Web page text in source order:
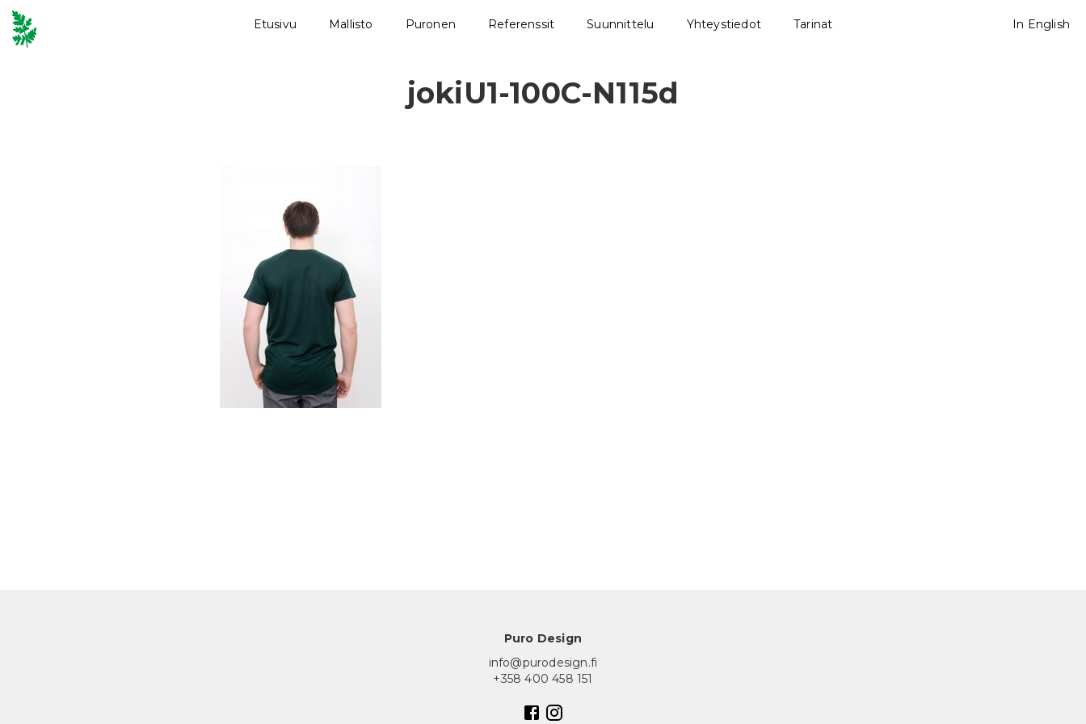
Etusivu Mallisto Puronen Referenssit Suunnittelu Yhteystiedot Tarinat In English
jokiU1-100C-N115d
Puro Design
info@purodesign.fi
+358 400 458 151